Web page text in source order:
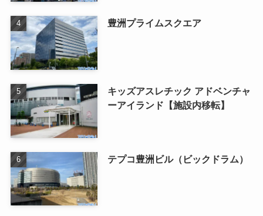
豊洲プライムスクエア
キッズアスレチック アドベンチャ
ーアイランド【施設内移転】
テプコ豊洲ビル（ビックドラム）